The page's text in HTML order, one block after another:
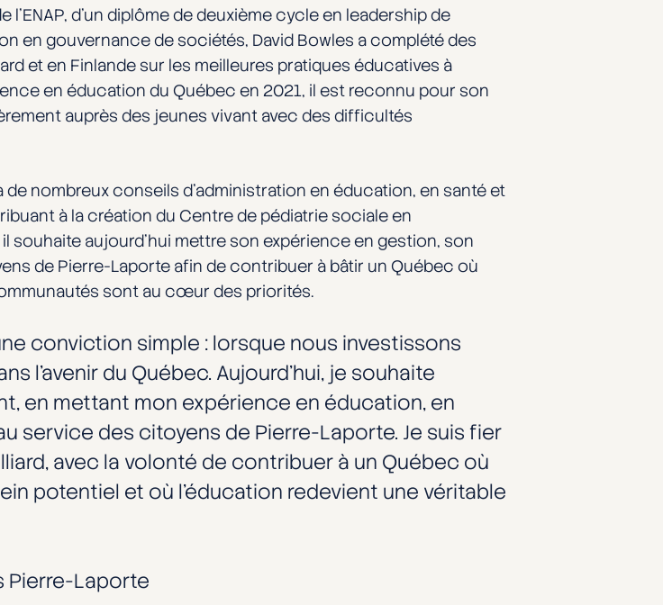
d’un diplôme de deuxième cycle en leadership de
en gouvernance de sociétés, David Bowles a complété des
et en Finlande sur les meilleures pratiques éducatives à
en éducation du Québec en 2021, il est reconnu pour son
auprès des jeunes vivant avec des difficultés
nombreux conseils d’administration en éducation, en santé et
à la création du Centre de pédiatrie sociale en
souhaite aujourd’hui mettre son expérience en gestion, son
de Pierre-Laporte afin de contribuer à bâtir un Québec où
sont au cœur des priorités.
conviction simple : lorsque nous investissons
l’avenir du Québec. Aujourd’hui, je souhaite
en mettant mon expérience en éducation, en
service des citoyens de Pierre-Laporte. Je suis fier
avec la volonté de contribuer à un Québec où
potentiel et où l’éducation redevient une véritable
Pierre-Laporte